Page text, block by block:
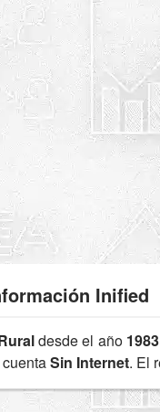
Inified
desde el año 1983
Sin Internet. El